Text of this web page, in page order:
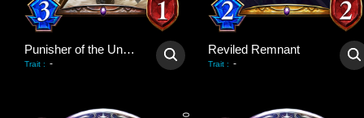
Punisher of the Undead
Trait : -
Reviled Remnant
Trait : -
0